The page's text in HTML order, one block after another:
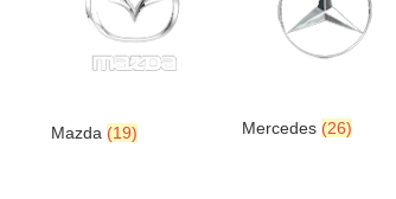
Mazda (19) Mercedes (26)